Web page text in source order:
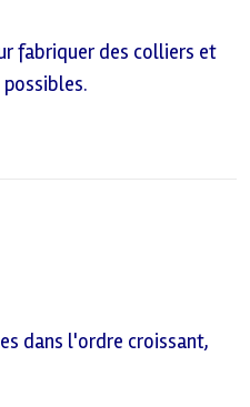
fabriquer des colliers et
dans l'ordre croissant,